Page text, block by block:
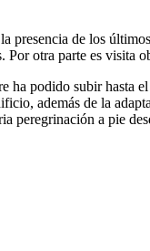
presencia de los
Por otra parte es
ha podido subir hasta
además de la
peregrinación a pie